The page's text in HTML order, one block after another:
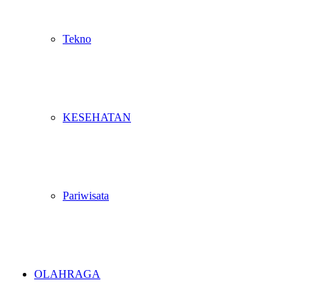
Tekno
KESEHATAN
Pariwisata
OLAHRAGA